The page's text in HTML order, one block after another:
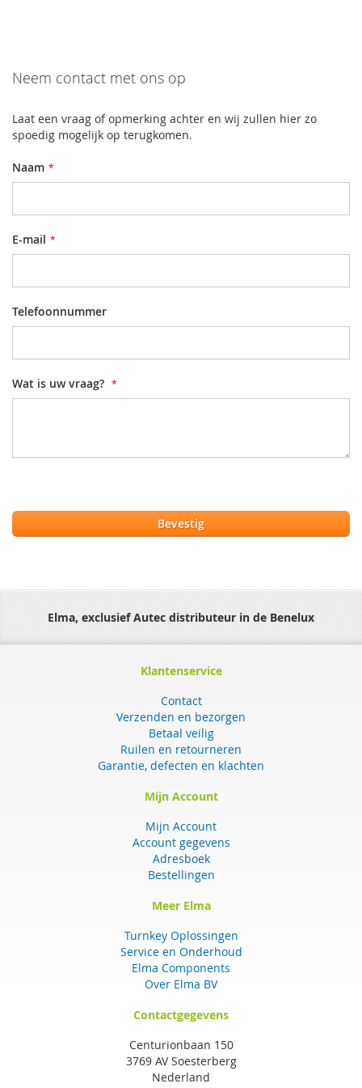
Neem contact met ons op
Laat een vraag of opmerking achter en wij zullen hier zo
spoedig mogelijk op terugkomen.
Naam
E-mail
Telefoonnummer
Wat is uw vraag?
Bevestig
Elma, exclusief Autec distributeur in de Benelux
Klantenservice
Contact
Verzenden en bezorgen
Betaal veilig
Ruilen en retourneren
Garantie, defecten en klachten
Mijn Account
Mijn Account
Account gegevens
Adresboek
Bestellingen
Meer Elma
Turnkey Oplossingen
Service en Onderhoud
Elma Components
Over Elma BV
Contactgegevens
Centurionbaan 150
3769 AV Soesterberg
Nederland